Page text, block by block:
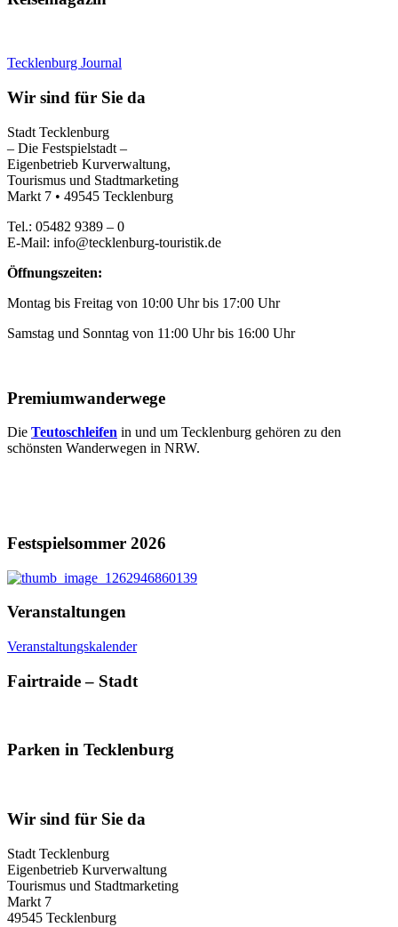
Tecklenburg Journal
Wir sind für Sie da
Stadt Tecklenburg
– Die Festspielstadt –
Eigenbetrieb Kurverwaltung,
Tourismus und Stadtmarketing
Markt 7 • 49545 Tecklenburg
Tel.: 05482 9389 – 0
E-Mail: info@tecklenburg-touristik.de
Öffnungszeiten:
Montag bis Freitag von 10:00 Uhr bis 17:00 Uhr
Samstag und Sonntag von 11:00 Uhr bis 16:00 Uhr
Premiumwanderwege
Die Teutoschleifen in und um Tecklenburg gehören zu den
schönsten Wanderwegen in NRW.
Festspielsommer 2026
Veranstaltungen
Veranstaltungskalender
Fairtraide – Stadt
Parken in Tecklenburg
Wir sind für Sie da
Stadt Tecklenburg
Eigenbetrieb Kurverwaltung
Tourismus und Stadtmarketing
Markt 7
49545 Tecklenburg